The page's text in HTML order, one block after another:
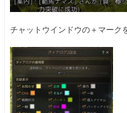
チャットウインドウの＋マーク